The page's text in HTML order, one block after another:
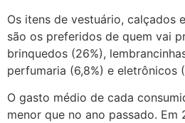
Os itens de vestuário, calçados
são os preferidos de quem vai
brinquedos (26%),
perfumaria (6,8%) e eletrônicos
O gasto médio de cada
menor que no ano passado. Em